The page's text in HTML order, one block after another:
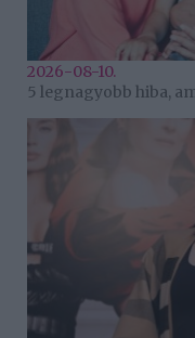
2026-08-10.
5 legnagyobb hiba,